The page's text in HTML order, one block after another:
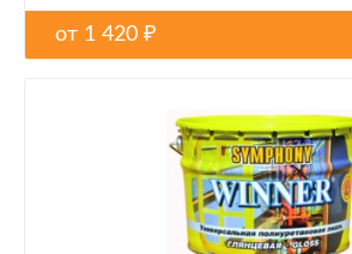
от 1 420 ₽